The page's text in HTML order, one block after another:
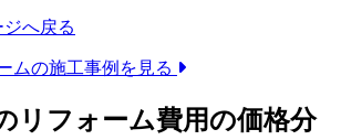
へ戻る
ムの施工事例を見る
リフォーム費用の価格分